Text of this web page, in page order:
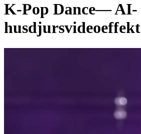
K-Pop Dance— AI-
husdjursvideoeffekt